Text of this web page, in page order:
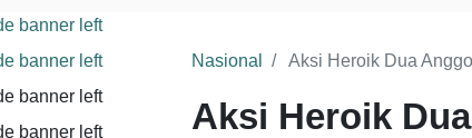
Nasional Aksi Heroik Dua
Aksi Heroik